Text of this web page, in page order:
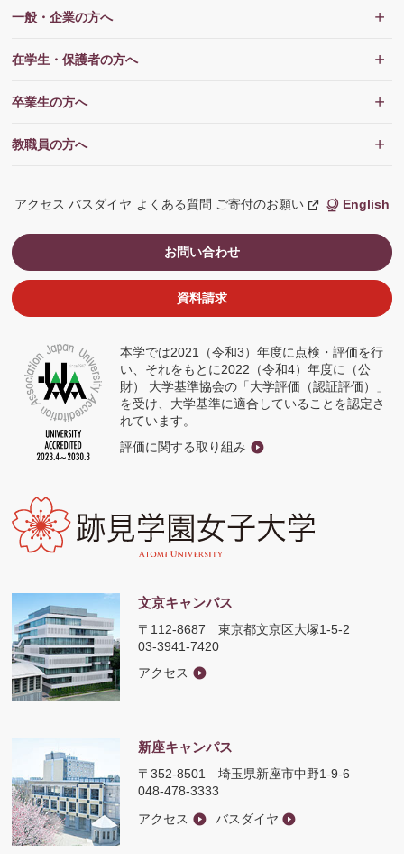
文京キャンパス
〒112-8687東京都文京区大塚1-5-2
03-3941-7420
アクセス
新座キャンパス
〒352-8501埼玉県新座市中野1-9-6
048-478-3333
アクセス
バスダイヤ
本学では2021（令和3）年度に点検・評価を行
い、それをもとに2022（令和4）年度に（公
財） 大学基準協会の「大学評価（認証評価）」
を受け、大学基準に適合していることを認定さ
れています。
評価に関する取り組み
一般・企業の方へ
在学生・保護者の方へ
卒業生の方へ
教職員の方へ
アクセス バスダイヤ よくある質問 ご寄付のお願い
新
し
ド
開
English
お問い合わせ
資料請求